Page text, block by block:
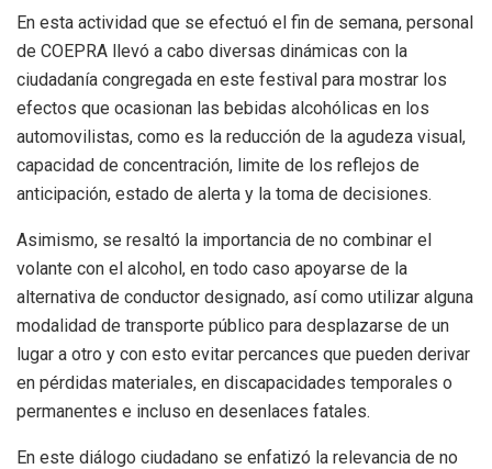
En esta actividad que se efectuó el fin de semana, personal
de COEPRA llevó a cabo diversas dinámicas con la
ciudadanía congregada en este festival para mostrar los
efectos que ocasionan las bebidas alcohólicas en los
automovilistas, como es la reducción de la agudeza visual,
capacidad de concentración, limite de los reflejos de
anticipación, estado de alerta y la toma de decisiones.
Asimismo, se resaltó la importancia de no combinar el
volante con el alcohol, en todo caso apoyarse de la
alternativa de conductor designado, así como utilizar alguna
modalidad de transporte público para desplazarse de un
lugar a otro y con esto evitar percances que pueden derivar
en pérdidas materiales, en discapacidades temporales o
permanentes e incluso en desenlaces fatales.
En este diálogo ciudadano se enfatizó la relevancia de no